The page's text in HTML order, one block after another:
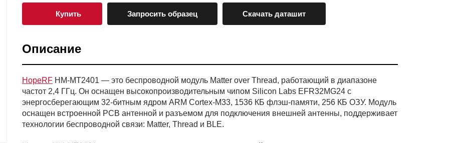
Купить Запросить образец Скачать даташит
Описание
HopeRF HM-MT2401 — это беспроводной модуль Matter over Thread, работающий в диапазоне
частот 2,4 ГГц. Он оснащен высокопроизводительным чипом Silicon Labs EFR32MG24 с
энергосберегающим 32-битным ядром ARM Cortex-M33, 1536 КБ флэш-памяти, 256 КБ ОЗУ. Модуль
оснащен встроенной PCB антенной и разъемом для подключения внешней антенны, поддерживает
технологии беспроводной связи: Matter, Thread и BLE.